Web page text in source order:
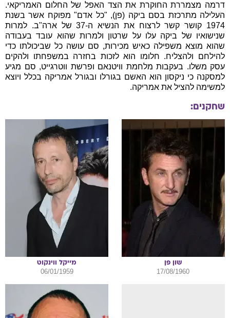
דרמה מצמררת החוקרת את הצד האפל של החלום האמריקאי.
העלילה מתרכזת בסם ביקה (פן), "כל אדם" מפוקח אשר בשנת
1974 קושר קשר לרצוח את הנשיא ה-37 של ארה"ב. למרות
שנישואיו של ביקה עלו על שרטון ולמרות שהוא עובד בעבודה
שהוא מוצא משפילה כאיש מכירות, סם עושה כל שביכולתו כדי
להילחם ולהצליח. חלומו הוא לזכות בחזרה במשפחתו ולהקים
עסק משלו. בעקבות מלחמת וויטנאם ופרשת ווטרגייט, סם מגיע
למסקנה כי ניקסון הוא האשם בגורלו ובגורל אמריקה בכלל ויוצא
למשימה להציל את אמריקה.
שחקנים:
שון פן
17/08/1960
מייקל ווינקוט
06/01/1959